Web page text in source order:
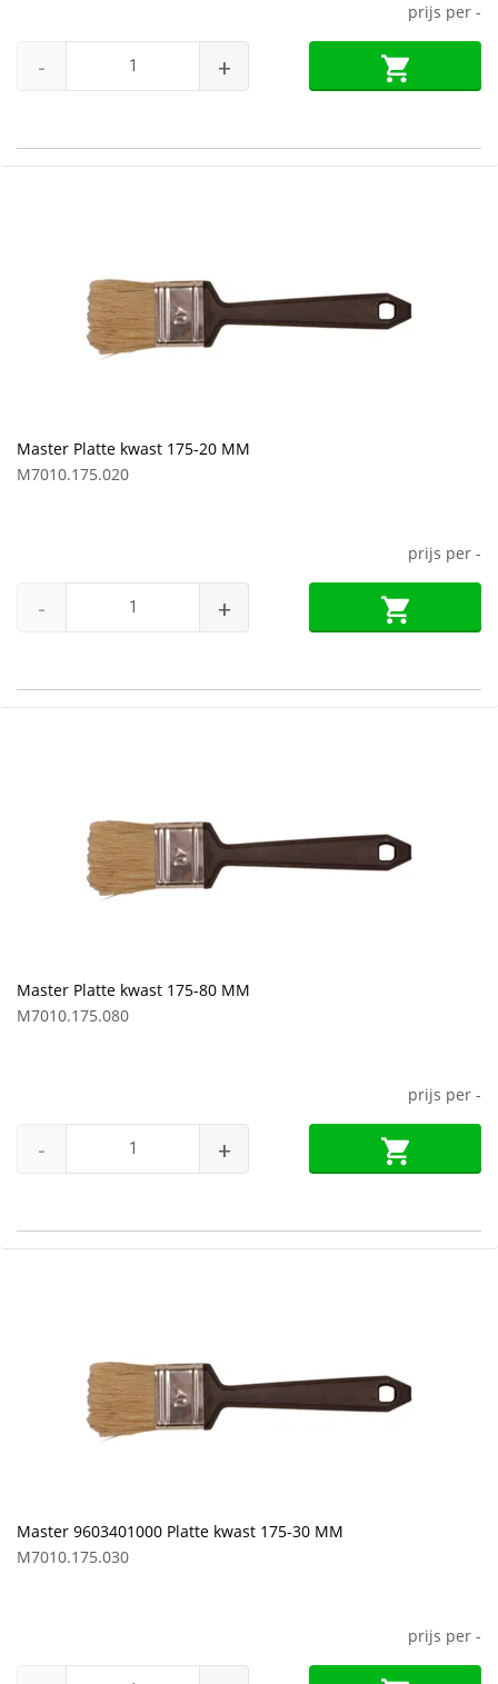
prijs per -
- +
Master Platte kwast 175-20 MM
M7010.175.020
prijs per -
- +
Master Platte kwast 175-80 MM
M7010.175.080
prijs per -
- +
Master 9603401000 Platte kwast 175-30 MM
M7010.175.030
prijs per -